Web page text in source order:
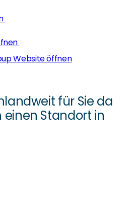
Website öffnen
für Sie da
Standort in